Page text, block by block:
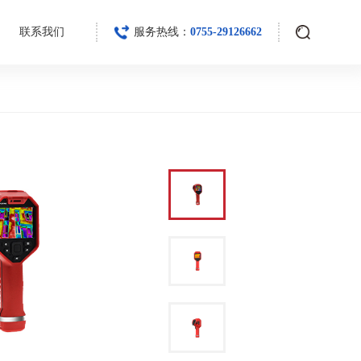
联系我们 服务热线： 0755-29126662